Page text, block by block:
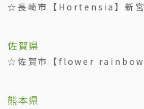
☆長崎市【Hortensia】新宮
佐賀県
☆佐賀市【flower
熊本県